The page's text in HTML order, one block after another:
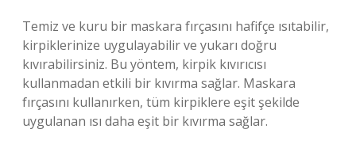
Temiz ve kuru bir maskara fırçasını hafifçe ısıtabilir,
kirpiklerinize uygulayabilir ve yukarı doğru
kıvırabilirsiniz. Bu yöntem, kirpik kıvırıcısı
kullanmadan etkili bir kıvırma sağlar. Maskara
fırçasını kullanırken, tüm kirpiklere eşit şekilde
uygulanan ısı daha eşit bir kıvırma sağlar.